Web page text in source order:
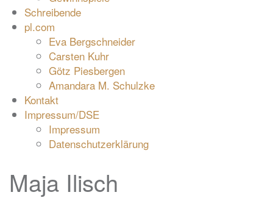
Schreibende
pl.com
Eva Bergschneider
Carsten Kuhr
Götz Piesbergen
Amandara M. Schulzke
Kontakt
Impressum/DSE
Impressum
Datenschutzerklärung
Maja Ilisch